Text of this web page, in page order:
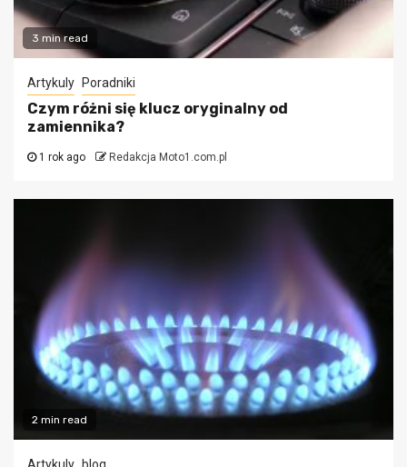
3 min read
Artykuly Poradniki
Czym różni się klucz oryginalny od
zamiennika?
1 rok ago Redakcja Moto1.com.pl
2 min read
Artykuly blog